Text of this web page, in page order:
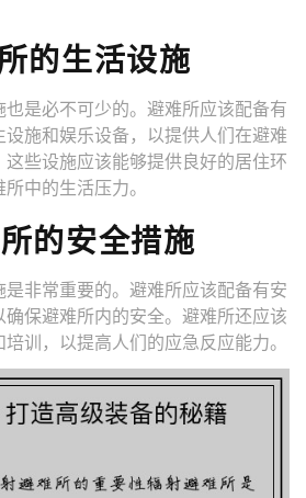
的生活设施
是必不可少的。避难所应该配备有
施和娱乐设备，以提供人们在避难
些设施应该能够提供良好的居住环
中的生活压力。
的安全措施
非常重要的。避难所应该配备有安
保避难所内的安全。避难所还应该
训，以提高人们的应急反应能力。